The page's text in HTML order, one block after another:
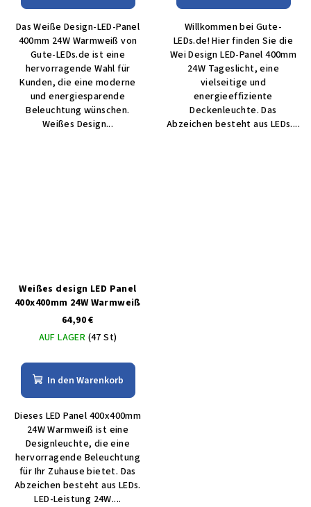
Das Weiße Design-LED-Panel
400mm 24W Warmweiß von
Gute-LEDs.de ist eine
hervorragende Wahl für
Kunden, die eine moderne
und energiesparende
Beleuchtung wünschen.
Weißes Design...
Willkommen bei Gute-
LEDs.de! Hier finden Sie die
Wei Design LED-Panel 400mm
24W Tageslicht, eine
vielseitige und
energieeffiziente
Deckenleuchte. Das
Abzeichen besteht aus LEDs....
Weißes design LED Panel
400x400mm 24W Warmweiß
64,90 €
AUF LAGER (47 St)
In den Warenkorb
Dieses LED Panel 400x400mm
24W Warmweiß ist eine
Designleuchte, die eine
hervorragende Beleuchtung
für Ihr Zuhause bietet. Das
Abzeichen besteht aus LEDs.
LED-Leistung 24W....